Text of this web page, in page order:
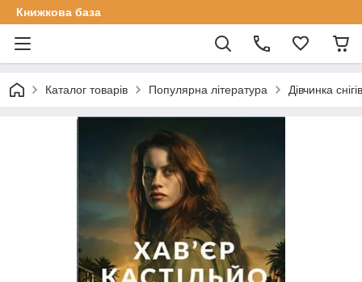
Книжкова база
Каталог товарів Популярна література Дівчинка